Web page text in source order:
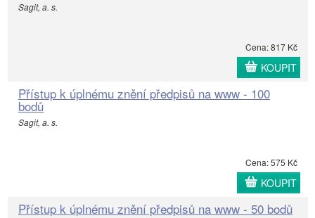
Sagit, a. s.
Cena: 817 Kč
KOUPIT
Přístup k úplnému znění předpisů na www - 100
bodů
Sagit, a. s.
Cena: 575 Kč
KOUPIT
Přístup k úplnému znění předpisů na www - 50 bodů